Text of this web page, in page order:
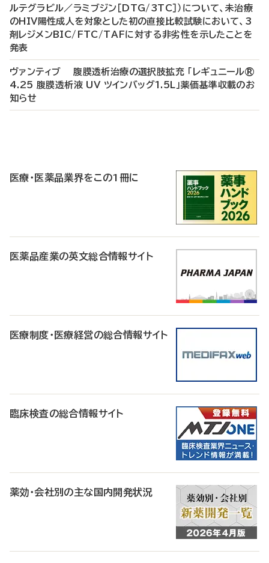
ルテグラビル／ラミブジン［DTG/3TC］）について、未治療
のHIV陽性成人を対象とした初の直接比較試験において、3
剤レジメンBIC/FTC/TAFに対する非劣性を示したことを
発表
ヴァンティブ 腹膜透析治療の選択肢拡充 「レギュニール®
4.25 腹膜透析液 UV ツインバッグ1.5L」薬価基準収載のお
知らせ
医療・医薬品業界をこの1冊に
医薬品産業の英文総合情報サイト
医療制度・医療経営の総合情報サイト
臨床検査の総合情報サイト
薬効・会社別の主な国内開発状況